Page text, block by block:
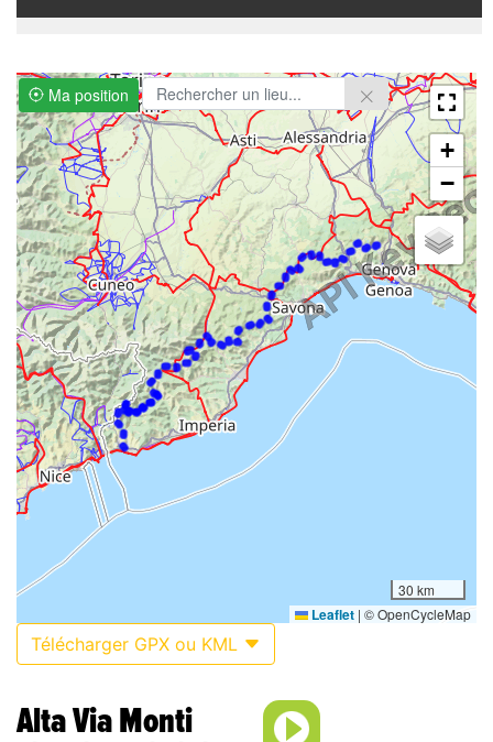
Ma position
+
−
30 km
Leaflet | © OpenCycleMap
Télécharger GPX ou KML
Alta Via Monti